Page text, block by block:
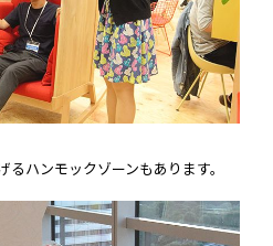
ハンモックゾーンもあります。